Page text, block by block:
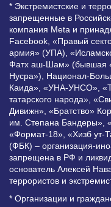
* Экстремистские и
запрещенные в
компания Meta и
Facebook, «Правый
армия» (УПА),
Фатх аш-Шам» (бывшая
Нусра»), Национал-
Каида», «УНА-УНСО»,
татарского народа»,
Дивижн», «Братство»
им. Степана Бандеры»,
«Формат-18», «Хизб ут-
(ФБК) – организация-
запрещена в РФ и
основатель Алексей
террористов и
* Организации и